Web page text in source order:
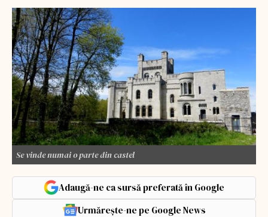
Se vinde numai o parte din castel
Adaugă-ne ca sursă preferată în Google
Urmărește-ne pe Google News